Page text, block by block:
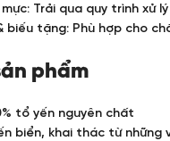
mực: Trải qua quy trình
biếu tặng: Phù hợp cho
phẩm
tổ yến nguyên chất
biển, khai thác từ những